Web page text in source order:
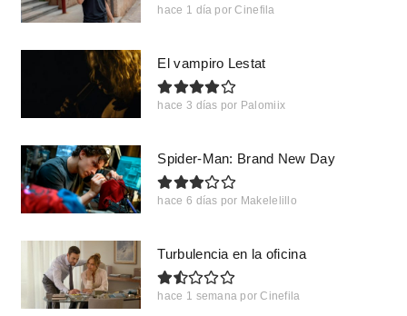
hace 1 día por Cinefila
El vampiro Lestat
hace 3 días por Palomiix
Spider-Man: Brand New Day
hace 6 días por Makelelillo
Turbulencia en la oficina
hace 1 semana por Cinefila